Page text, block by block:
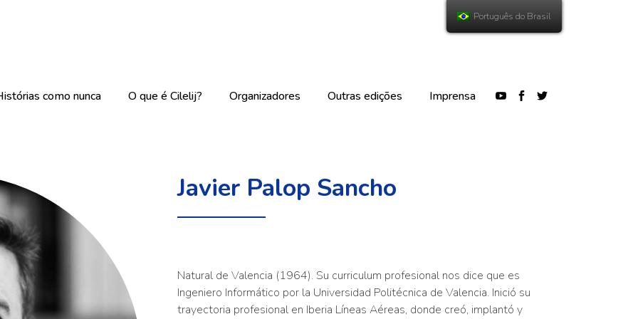
como nunca O que é Cilelij? Organizadores Outras edições Imprensa
Javier Palop Sancho
Natural de Valencia (1964). Su curriculum profesional nos dice que es
Ingeniero Informático por la Universidad Politécnica de Valencia. Inició su
trayectoria profesional en Iberia Líneas Aéreas, donde creó, implantó y
Português do Brasil